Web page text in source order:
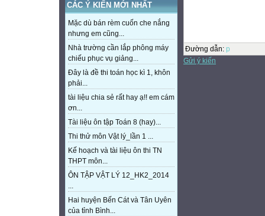
CÁC Ý KIẾN MỚI NHẤT
Mặc dù bán rèm cuốn che nắng
nhưng em cũng...
Nhà trường cần lắp phông máy
chiếu phục vụ giảng...
Đây là đề thi toán học kì 1, khôn
phải...
tài liệu chia sẻ rất hay ạ!! em cám
ơn...
Tài liệu ôn tập Toán 8 (hay)...
Thi thử môn Vật lý_lần 1 ...
Kế hoạch và tài liệu ôn thi TN
THPT môn...
ÔN TẬP VẬT LÝ 12_HK2_2014
...
Hai huyện Bến Cát và Tân Uyên
của tỉnh Bình...
Đường dẫn: p
Gửi ý kiến